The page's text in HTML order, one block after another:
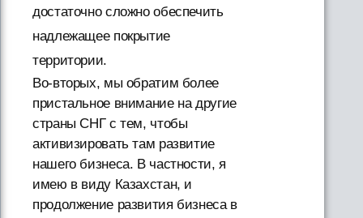
достаточно сложно обеспечить
надлежащее покрытие
территории.
Во-вторых, мы обратим более
пристальное внимание на другие
страны СНГ с тем, чтобы
активизировать там развитие
нашего бизнеса. В частности, я
имею в виду Казахстан, и
продолжение развития бизнеса в